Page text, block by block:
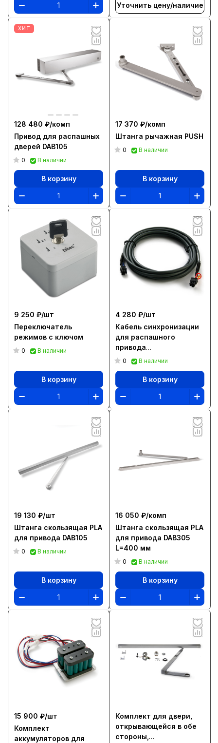
Уточнить цену/наличие
ХИТ
128 480 ₽/комп
Привод для распашных
дверей DAB105
0 В наличии
В корзину
17 370 ₽/комп
Штанга рычажная PUSH
0 В наличии
В корзину
9 250 ₽/шт
Переключатель
режимов с ключом
0 В наличии
В корзину
4 280 ₽/шт
Кабель синхронизации
для распашного
привода
DAB105/205/305
0 В наличии
В корзину
19 130 ₽/шт
Штанга скользящая PLA
для привода DAB105
0 В наличии
В корзину
16 050 ₽/комп
Штанга скользящая PLA
для привода DAB305
L=400 мм
0 В наличии
В корзину
15 900 ₽/шт
Комплект
аккумуляторов для
Комплект для двери,
открывающейся в обе
стороны,